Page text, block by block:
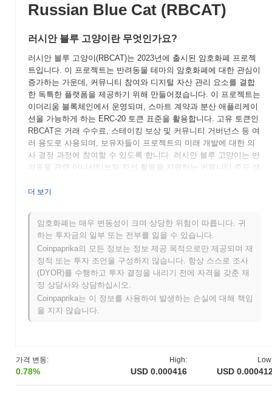
가격 변동:
0.78%
High:
USD 0.000416 USD
Russian Blue Cat (RBCAT)
러시안 블루 고양이란 무엇인가요?
러시안 블루 고양이(RBCAT)는 2023년에 출시된 암호화폐 프로젝
트입니다. 이 프로젝트는 반려동물 테마의 암호화폐에 대한 관심이
증가하는 가운데, 커뮤니티 참여와 디지털 자산 관리 요소를 결합
한 독특한 플랫폼을 제공하기 위해 만들어졌습니다. 이 프로젝트는
이더리움 블록체인에서 운영되며, 스마트 계약과 분산 애플리케이
션을 가능하게 하는 ERC-20 토큰 표준을 활용합니다. 고유 토큰인
RBCAT은 거래 수수료, 스테이킹 보상 및 커뮤니티 거버넌스 등 여
러 용도로 사용되며, 보유자들이 프로젝트의 미래 개발에 대한 의
사 결정 과정에 참여할 수 있도록 합니다. 러시안 블루 고양이는 반
려동물 관련 이니셔티브와 자선 활동을 지원하는 커뮤니티 주도 생
이러한 초점과 블록체인 기술의 혁신적인 사용은 반려동물 테마의
이는 동물 애호가와 암호화폐 애호가 모두에게 매력적입니다.
러시안 블루 고양이는 언제 어떻게 시작되었나요?
러시안 블루 고양이는 2021년 4월에 창립 팀이 프로젝트의 비전과
기술적 프레임워크를 설명하는 백서를 발표하면서 시작되었습니
다. 이 프로젝트는 2021년 6월에 테스트넷을 출시하여 개발자와 초
인 테스트 후, 2021년 9월에 메인넷이 출시되어 토큰이 공식적으로
시장에 진입하게 되었습니다. 초기 개발은 커뮤니티 참여와 분산
하기 위한 것이었습니다. 이러한 기초적인 단계들은 러시안 블루
고양이의 성장과 이후 더 넓은 암호화폐 생태계로의 통합을 위한
더 보기
암호화폐는 매우 변동성이 크며 상당한 위험이 따릅니다. 귀
하는 투자금의 일부 또는 전부를 잃을 수 있습니다.
Coinpaprika의 모든 정보는 정보 제공 목적으로만 제공되며 재
정적 또는 투자 조언을 구성하지 않습니다. 항상 스스로 조사
(DYOR)를 수행하고 투자 결정을 내리기 전에 자격을 갖춘 재
정 상담사와 상담하십시오.
Coinpaprika는 이 정보를 사용하여 발생하는 손실에 대해 책임
을 지지 않습니다.